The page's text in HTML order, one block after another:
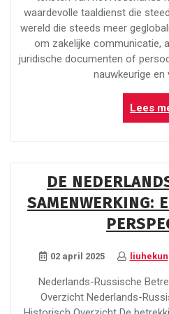
waardevolle taaldienst die
wereld die steeds meer
om zakelijke communicatie,
juridische documenten of
nauwkeurige en
Lees
DE
SAMENWERKING:
02 april 2025
Nederlands-Russische
Overzicht Nederlands-